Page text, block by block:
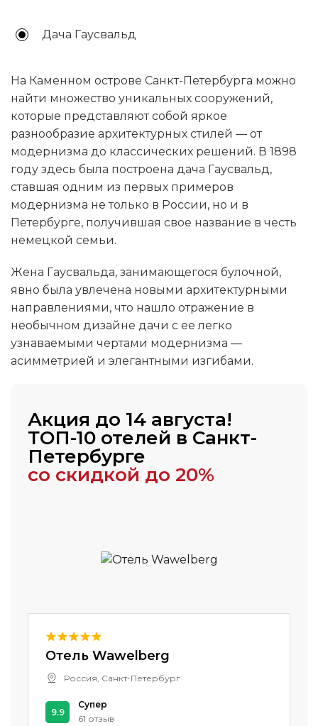
Дача Гаусвальд
На Каменном острове Санкт-Петербурга можно
найти множество уникальных сооружений,
которые представляют собой яркое
разнообразие архитектурных стилей — от
модернизма до классических решений. В 1898
году здесь была построена дача Гаусвальд,
ставшая одним из первых примеров
модернизма не только в России, но и в
Петербурге, получившая свое название в честь
немецкой семьи.
Жена Гаусвальда, занимающегося булочной,
явно была увлечена новыми архитектурными
направлениями, что нашло отражение в
необычном дизайне дачи с ее легко
узнаваемыми чертами модернизма —
асимметрией и элегантными изгибами.
Акция до 14 августа!
ТОП-10 отелей в Санкт-
Петербурге
со скидкой до 20%
Отель Wawelberg
Россия, Санкт-Петербург
9.9
Супер
61 отзыв